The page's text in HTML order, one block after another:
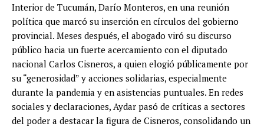
Interior de Tucumán, Darío Monteros, en una reunión
política que marcó su inserción en círculos del gobierno
provincial. Meses después, el abogado viró su discurso
público hacia un fuerte acercamiento con el diputado
nacional Carlos Cisneros, a quien elogió públicamente por
su “generosidad” y acciones solidarias, especialmente
durante la pandemia y en asistencias puntuales. En redes
sociales y declaraciones, Aydar pasó de críticas a sectores
del poder a destacar la figura de Cisneros, consolidando un